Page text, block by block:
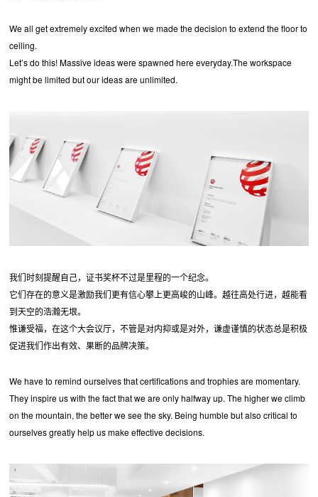
We all get extremely excited when we made the decision to extend the floor to
ceiling.
Let’s do this! Massive ideas were spawned here everyday.The workspace
might be limited but our ideas are unlimited.
我们时刻提醒自己，证书奖杯不过是里程的一个纪念。
它们存在的意义是激励我们更有信心攀上更高峻的山峰。越往高处行进，越能看
到天空的浩瀚无垠。
惟谦受福，在这个大会议厅，不管是对内抑或是对外，谦虚谨慎的状态总是积极
促进我们作出有效、果断的品牌决策。
We have to remind ourselves that certifications and trophies are momentary.
They inspire us with the fact that we are only halfway up. The higher we climb
on the mountain, the better we see the sky. Being humble but also critical to
ourselves greatly help us make effective decisions.